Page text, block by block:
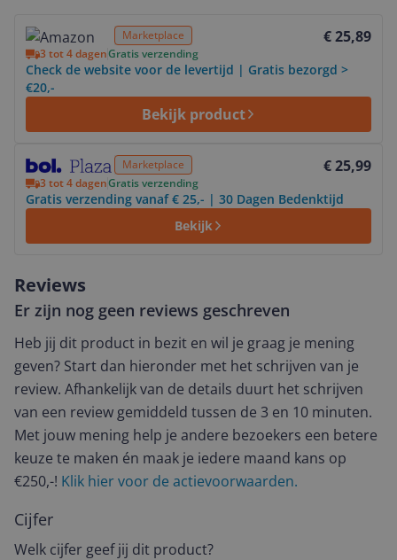
Marketplace € 25,89
3 tot 4 dagenGratis verzending
Check de website voor de levertijd | Gratis bezorgd >
€20,-
Bekijk product
Bekijk product
Marketplace € 25,99
3 tot 4 dagenGratis verzending
Gratis verzending vanaf € 25,- | 30 Dagen Bedenktijd
Bekijk
Reviews
Er zijn nog geen reviews geschreven
Heb jij dit product in bezit en wil je graag je mening
geven? Start dan hieronder met het schrijven van je
review. Afhankelijk van de details duurt het schrijven
van een review gemiddeld tussen de 3 en 10 minuten.
Met jouw mening help je andere bezoekers een betere
keuze te maken én maak je iedere maand kans op
€250,-! Klik hier voor de actievoorwaarden.
Cijfer
Welk cijfer geef jij dit product?